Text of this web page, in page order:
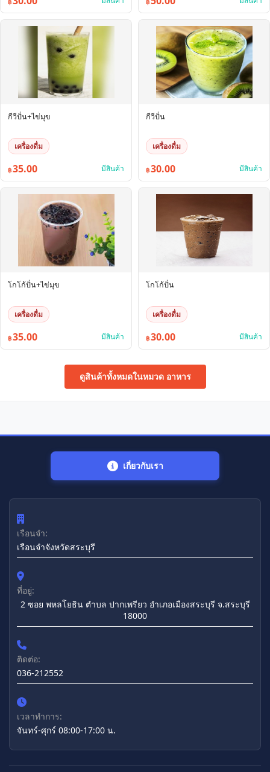
฿ ฿
กีวีปั่น+ไข่มุข
เครื่องดื่ม
฿35.00 มีสินค้า
กีวีปั่น
เครื่องดื่ม
฿30.00 มีสินค้า
โกโก้ปั่น+ไข่มุข
เครื่องดื่ม
฿35.00 มีสินค้า
โกโก้ปั่น
เครื่องดื่ม
฿30.00 มีสินค้า
ดูสินค้าทั้งหมดในหมวด อาหาร
เกี่ยวกับเรา
เรือนจำ:
เรือนจำจังหวัดสระบุรี
ที่อยู่:
2 ซอย พหลโยธิน ตำบล ปากเพรียว อำเภอเมืองสระบุรี จ.สระบุรี
18000
ติดต่อ:
036-212552
เวลาทำการ:
จันทร์-ศุกร์ 08:00-17:00 น.